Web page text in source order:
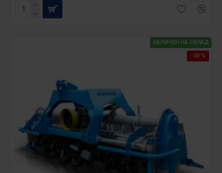
НАЛИЧЕН НА СКЛАД
-20 %